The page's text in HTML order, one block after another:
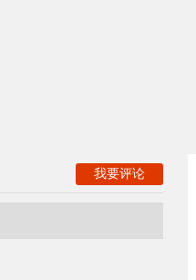
我要评论